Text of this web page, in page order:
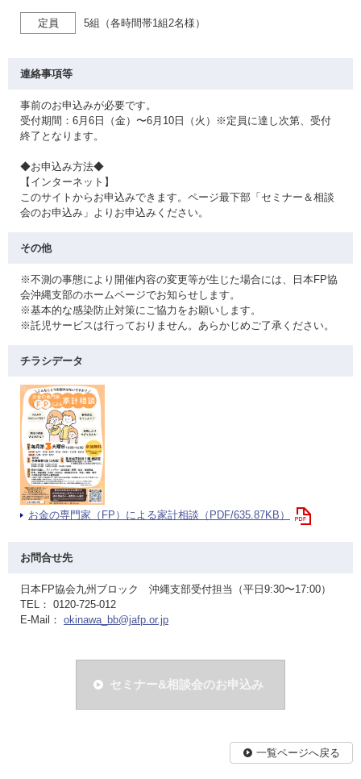
定員 5組（各時間帯1組2名様）
連絡事項等
事前のお申込みが必要です。
受付期間：6月6日（金）〜6月10日（火）※定員に達し次第、受付
終了となります。
◆お申込み方法◆
【インターネット】
このサイトからお申込みできます。ページ最下部「セミナー＆相談
会のお申込み」よりお申込みください。
その他
※不測の事態により開催内容の変更等が生じた場合には、日本FP協
会沖縄支部のホームページでお知らせします。
※基本的な感染防止対策にご協力をお願いします。
※託児サービスは行っておりません。あらかじめご了承ください。
チラシデータ
お金の専門家（FP）による家計相談（PDF/635.87KB）
お問合せ先
日本FP協会九州ブロック 沖縄支部受付担当（平日9:30〜17:00）
TEL： 0120-725-012
E-Mail： okinawa_bb@jafp.or.jp
セミナー&相談会のお申込み
一覧ページへ戻る